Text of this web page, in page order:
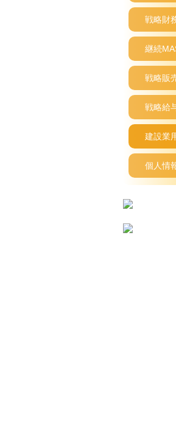
戦略財
継続
戦略販
戦略給
建設業
個人情